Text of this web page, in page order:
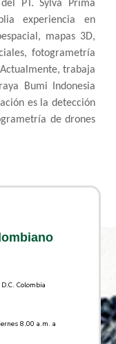
PT. Sylva Prima
experiencia en
mapas 3D,
fotogrametría
trabaja
Bumi Indonesia
es la detección
de drones
Colombia
8.00 a.m. a